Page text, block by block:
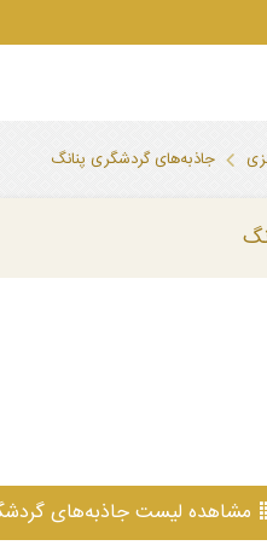
جاذبه‌های گردشگری پنانگ
مشاهده لیست جاذبه‌های